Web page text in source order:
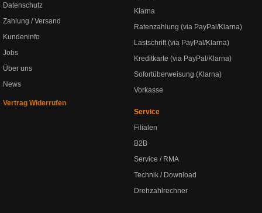
Datenschutz
Zahlung / Versand
Kundeninfo
Jobs
Über uns
News
Vertrag Widerrufen
Klarna
Ratenzahlung (via PayPal/Klarna)
Lastschrift (via PayPal/Klarna)
Kreditkarte (via PayPal/Klarna)
Sofortüberweisung (Klarna)
Vorkasse
Service
Filialen
B2B
Service / RMA
Technik / Download
Drehzahlrechner